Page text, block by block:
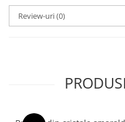
Review-uri(0)